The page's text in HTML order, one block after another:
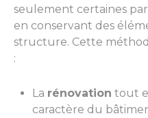
seulement certaines
en conservant des
structure. Cette
:
La rénovation tout
caractère du